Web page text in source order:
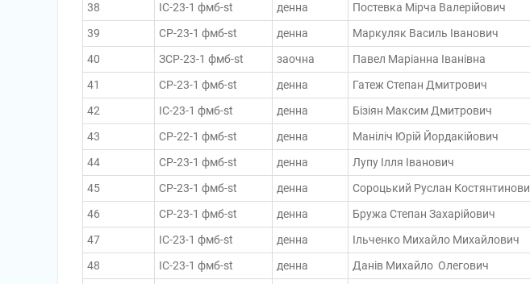
38
ІС-23-1 фмб-st денна Постевка Мірча Валерійович
39
СР-23-1 фмб-st денна Маркуляк Василь Іванович
40
ЗСР-23-1 фмб-st заочна Павел Маріанна Іванівна
41
СР-23-1 фмб-st денна Гатеж Степан Дмитрович
42
ІС-23-1 фмб-st денна Бізіян Максим Дмитрович
43
СР-22-1 фмб-st денна Маніліч Юрій Йордакійович
44
СР-23-1 фмб-st денна Лупу Ілля Іванович
45
СР-23-1 фмб-st денна Сороцький Руслан
46
СР-23-1 фмб-st денна Бружа Степан Захарійович
47
ІС-23-1 фмб-st денна Ільченко Михайло Михайлович
48
ІС-23-1 фмб-st денна Данів Михайло Олегович